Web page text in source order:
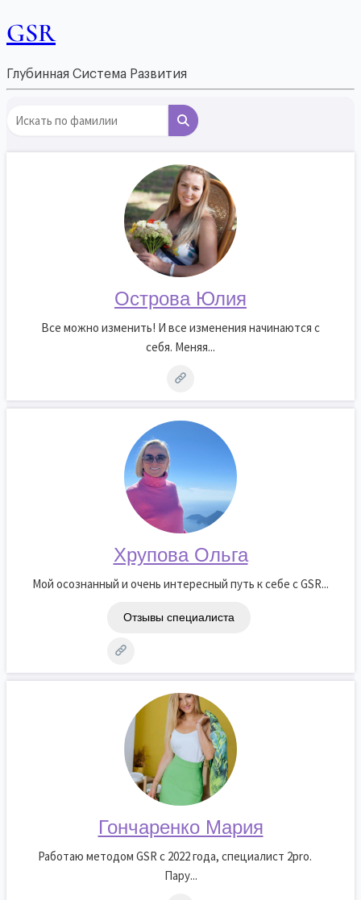
GSR
Глубинная Система Развития
Острова Юлия
Все можно изменить! И все изменения начинаются с
себя. Меняя...
Хрупова Ольга
Мой осознанный и очень интересный путь к себе с GSR...
Отзывы специалиста
Гончаренко Мария
Работаю методом GSR с 2022 года, специалист 2pro. ⠀
Пару...